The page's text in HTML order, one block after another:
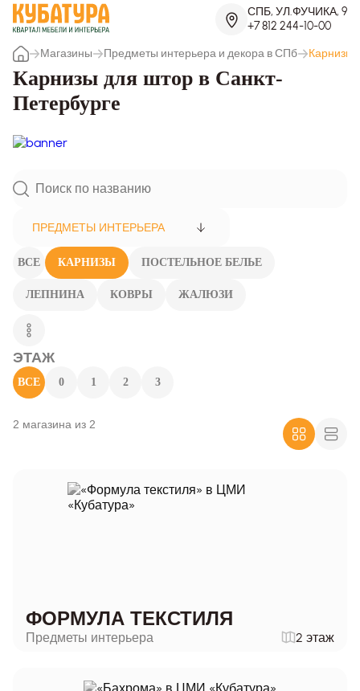
СПБ, УЛ.ФУЧИКА, 9
+7 812 244-10-00
Магазины
Предметы интерьера и декора в СПб Карнизы
Карнизы для штор в Санкт-
Петербурге
ПРЕДМЕТЫ ИНТЕРЬЕРА
ВСЕ КАРНИЗЫ ПОСТЕЛЬНОЕ БЕЛЬЕ
ЛЕПНИНА КОВРЫ ЖАЛЮЗИ
ЭТАЖ
ВСЕ 0 1 2 3
2 магазина из 2
ФОРМУЛА ТЕКСТИЛЯ
Предметы интерьера 2 этаж